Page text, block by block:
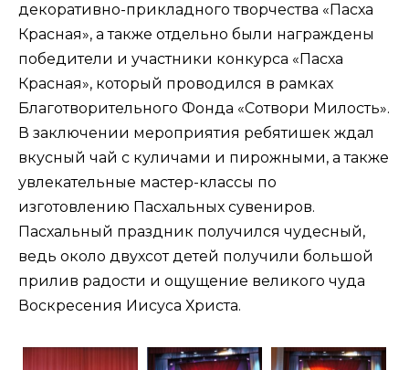
декоративно-прикладного творчества «Пасха
Красная», а также отдельно были награждены
победители и участники конкурса «Пасха
Красная», который проводился в рамках
Благотворительного Фонда «Сотвори Милость».
В заключении мероприятия ребятишек ждал
вкусный чай с куличами и пирожными, а также
увлекательные мастер-классы по
изготовлению Пасхальных сувениров.
Пасхальный праздник получился чудесный,
ведь около двухсот детей получили большой
прилив радости и ощущение великого чуда
Воскресения Иисуса Христа.